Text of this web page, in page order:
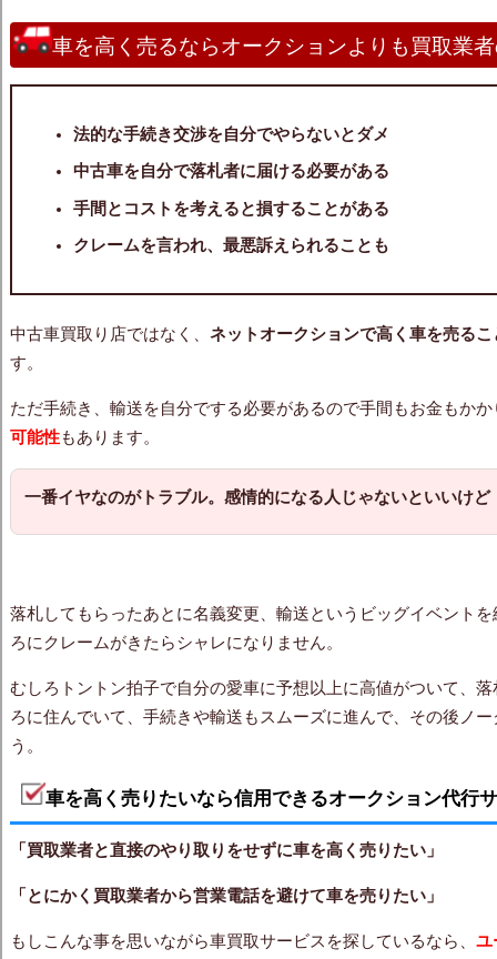
車を高く売るならオークションよりも買取業
法的な手続き交渉を自分でやらないとダメ
中古車を自分で落札者に届ける必要がある
手間とコストを考えると損することがある
クレームを言われ、最悪訴えられることも
中古車買取り店ではなく、 ネットオークションで高く車を売るこ
す。
ただ手続き、輸送を自分でする必要があるので手間もお金もかか
可能性もあります。
一番イヤなのがトラブル。感情的になる人じゃないといいけど
落札してもらったあとに名義変更、輸送というビッグイベント
ろにクレームがきたらシャレになりません。
むしろトントン拍子で自分の愛車に予想以上に高値がついて、
ろに住んでいて、手続きや輸送もスムーズに進んで、その後ノ
う。
車を高く売りたいなら信用できるオークション代行
「買取業者と直接のやり取りをせずに車を高く売りたい」
「とにかく買取業者から営業電話を避けて車を売りたい」
もしこんな事を思いながら車買取サービスを探しているなら、 ユ